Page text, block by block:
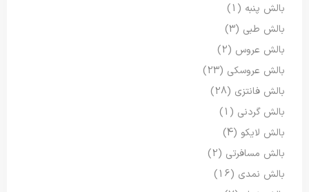
بالش پنبه (1)
بالش طبی (3)
بالش عروس (2)
بالش عروسکی (23)
بالش فانتزی (28)
بالش گردنی (1)
بالش لایکو (4)
بالش مسافرتی (2)
بالش نمدی (16)